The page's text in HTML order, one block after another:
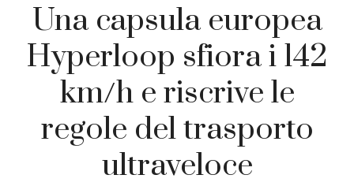
Una capsula europea
Hyperloop sfiora i 142
km/h e riscrive le
regole del trasporto
ultraveloce